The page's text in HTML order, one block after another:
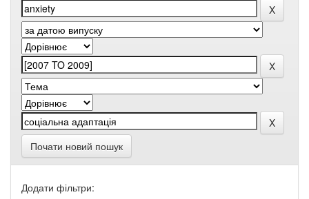
Почати новий пошук
Додати фільтри: